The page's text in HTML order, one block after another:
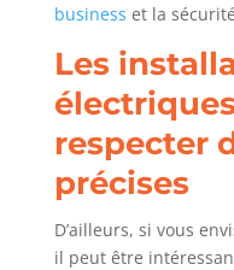
business et la
Les
respecter
précises
D’ailleurs, si vous
il peut être